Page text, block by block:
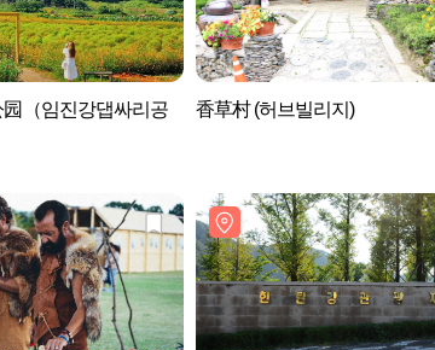
（임진강댑싸리공
香草村 (허브빌리지)